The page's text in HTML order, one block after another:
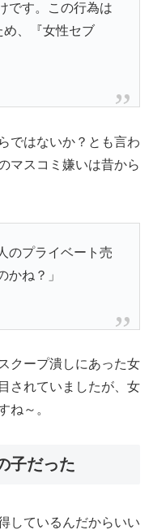
です。この行為は
め、『女性セブ
ではないか？とも言わ
マスコミ嫌いは昔から
のプライベート売
かね？」
クープ潰しにあった女
されていましたが、女
ね～。
子だった
しているんだからいい